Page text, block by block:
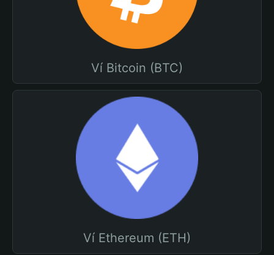
Ví Bitcoin (BTC)
Ví Ethereum (ETH)